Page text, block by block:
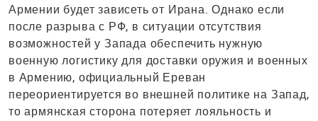
Армении будет зависеть от Ирана. Однако если
после разрыва с РФ, в ситуации отсутствия
возможностей у Запада обеспечить нужную
военную логистику для доставки оружия и военных
в Армению, официальный Ереван
переориентируется во внешней политике на Запад,
то армянская сторона потеряет лояльность и